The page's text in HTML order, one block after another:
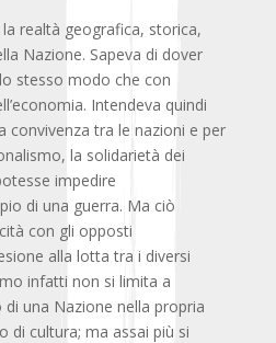
realtà geografica, storica,
Nazione. Sapeva di dover
stesso modo che con
Intendeva quindi
convivenza tra le nazioni e per
la solidarietà dei
impedire
di una guerra. Ma ciò
con gli opposti
alla lotta tra i diversi
infatti non si limita a
una Nazione nella propria
di cultura; ma assai più si